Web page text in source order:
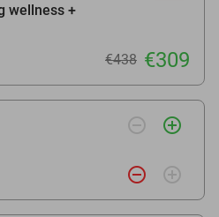
wellness +
€438 €309
remove_circle_outline add_circle_outline
remove_circle_outline add_circle_outline